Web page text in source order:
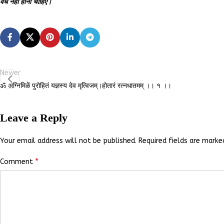
वध नहीं होना चाहिए।
Newer
ॐ अग्निमिळें पुरोहितं यज्ञस्य देव मृत्विजम्।होतारं रत्नधातमम् ।। १ ।।
Leave a Reply
Your email address will not be published. Required fields are
Comment *